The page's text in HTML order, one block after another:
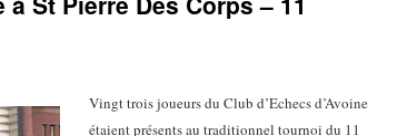
Vingt trois joueurs du Club d’Echecs d’Avoine
étaient présents au traditionnel tournoi du 11